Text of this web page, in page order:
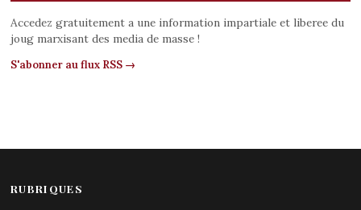
Accedez gratuitement a une information impartiale et liberee du
joug marxisant des media de masse !
S'abonner au flux RSS →
RUBRIQUES